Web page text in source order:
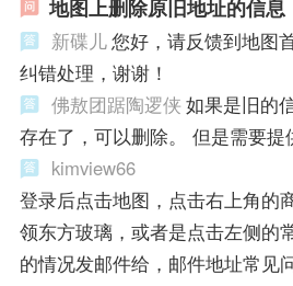
地图上删除原旧地址的信
新碟儿您好，请反馈到地图
纠错处理，谢谢！
佛敖团踞陶逻侠 如果是旧的
存在了，可以删除。 但是需要提
kimview66
登录后点击地图，点击右上角的
领东方玻璃，或者是点击左侧的
的情况发邮件给，邮件地址常见